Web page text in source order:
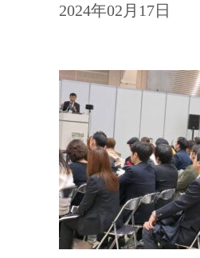
2024年02月17日